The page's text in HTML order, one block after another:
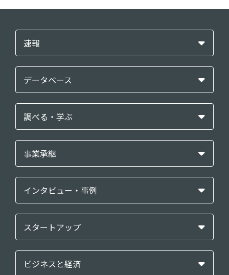
速報
データベース
調べる・学ぶ
事業承継
インタビュー・事例
スタートアップ
ビジネスと経済